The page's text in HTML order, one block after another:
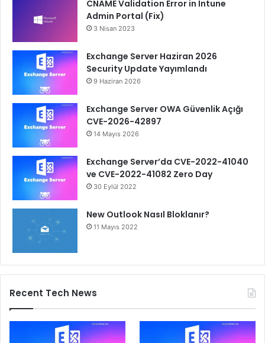
CNAME Validation Error in Intune
Admin Portal (Fix)
3 Nisan 2023
Exchange Server Haziran 2026
Security Update Yayımlandı
9 Haziran 2026
Exchange Server OWA Güvenlik Açığı
CVE-2026-42897
14 Mayıs 2026
Exchange Server’da CVE-2022-41040
ve CVE-2022-41082 Zero Day
30 Eylül 2022
New Outlook Nasıl Bloklanır?
11 Mayıs 2022
Recent Tech News